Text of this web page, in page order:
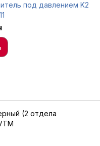
под давлением K2